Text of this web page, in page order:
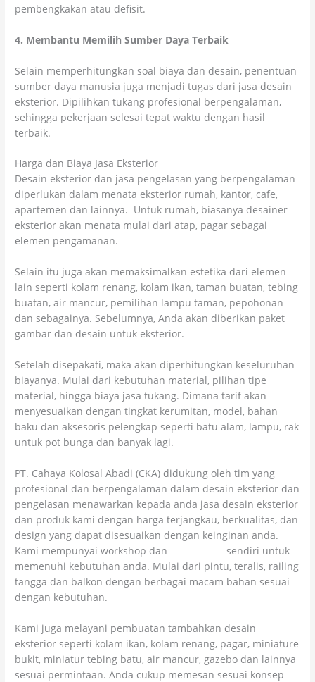
pembengkakan atau defisit.
4. Membantu Memilih Sumber Daya Terbaik
Selain memperhitungkan soal biaya dan desain, penentuan
sumber daya manusia juga menjadi tugas dari jasa desain
eksterior. Dipilihkan tukang profesional berpengalaman,
sehingga pekerjaan selesai tepat waktu dengan hasil
terbaik.
Harga dan Biaya Jasa Eksterior
Desain eksterior dan jasa pengelasan yang berpengalaman
diperlukan dalam menata eksterior rumah, kantor, cafe,
apartemen dan lainnya. Untuk rumah, biasanya desainer
eksterior akan menata mulai dari atap, pagar sebagai
elemen pengamanan.
Selain itu juga akan memaksimalkan estetika dari elemen
lain seperti kolam renang, kolam ikan, taman buatan, tebing
buatan, air mancur, pemilihan lampu taman, pepohonan
dan sebagainya. Sebelumnya, Anda akan diberikan paket
gambar dan desain untuk eksterior.
Setelah disepakati, maka akan diperhitungkan keseluruhan
biayanya. Mulai dari kebutuhan material, pilihan tipe
material, hingga biaya jasa tukang. Dimana tarif akan
menyesuaikan dengan tingkat kerumitan, model, bahan
baku dan aksesoris pelengkap seperti batu alam, lampu, rak
untuk pot bunga dan banyak lagi.
PT. Cahaya Kolosal Abadi (CKA) didukung oleh tim yang
profesional dan berpengalaman dalam desain eksterior dan
pengelasan menawarkan kepada anda jasa desain eksterior
dan produk kami dengan harga terjangkau, berkualitas, dan
design yang dapat disesuaikan dengan keinginan anda.
Kami mempunyai workshop dan
sendiri untuk
memenuhi kebutuhan anda. Mulai dari pintu, teralis, railing
tangga dan balkon dengan berbagai macam bahan sesuai
dengan kebutuhan.
Kami juga melayani pembuatan tambahkan desain
eksterior seperti kolam ikan, kolam renang, pagar, miniature
bukit, miniatur tebing batu, air mancur, gazebo dan lainnya
sesuai permintaan. Anda cukup memesan sesuai konsep